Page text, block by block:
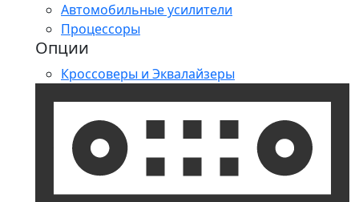
Автомобильные усилители
Процессоры
Опции
Кроссоверы и Эквалайзеры